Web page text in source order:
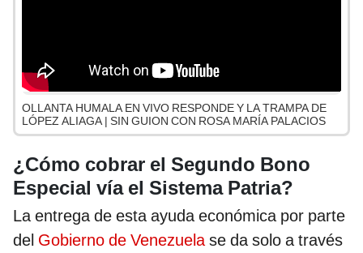
OLLANTA HUMALA EN VIVO RESPONDE Y LA TRAMPA DE
LÓPEZ ALIAGA | SIN GUION CON ROSA MARÍA PALACIOS
¿Cómo cobrar el Segundo Bono
Especial vía el Sistema Patria?
La entrega de esta ayuda económica por parte
del Gobierno de Venezuela se da solo a través